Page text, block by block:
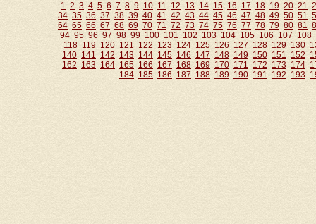
1 2 3 4 5 6 7 8 9 10 11 12 13 14 15 16 17 18 19 20 21
34 35 36 37 38 39 40 41 42 43 44 45 46 47 48 49 50 51
64 65 66 67 68 69 70 71 72 73 74 75 76 77 78 79 80 81
94 95 96 97 98 99 100 101 102 103 104 105 106 107 108
118 119 120 121 122 123 124 125 126 127 128 129 130
140 141 142 143 144 145 146 147 148 149 150 151 152
162 163 164 165 166 167 168 169 170 171 172 173 174
184 185 186 187 188 189 190 191 192 193